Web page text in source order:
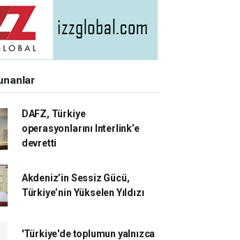
DAFZ, Türkiye
operasyonlarını Interlink’e
devretti
Akdeniz’in Sessiz Gücü,
Türkiye’nin Yükselen Yıldızı
'Türkiye'de toplumun yalnızca